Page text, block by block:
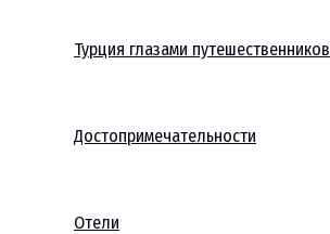
Турция глазами путешественников
Достопримечательности
Отели